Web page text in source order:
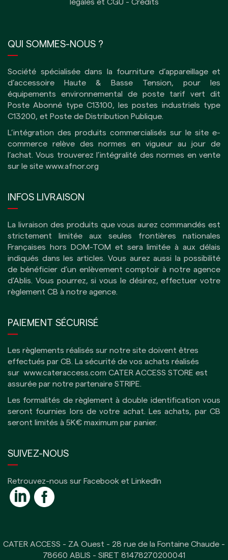
légales et CGU - Crédits
QUI SOMMES-NOUS ?
Société spécialisée dans la fourniture d’appareillage et
d’accessoire Haute & Basse Tension, pour les
équipements environnemental de poste tarif vert dit
Poste Abonné type C13100, les postes industriels type
C13200, et Poste de Distribution Publique.
L’intégration des produits commercialisés sur le site e-
commerce relève des normes en vigueur au jour de
l’achat. Vous trouverez l’intégralité des normes en vente
sur le site www.afnor.org
INFOS LIVRAISON
La livraison des produits que vous aurez commandés est
strictement limitée aux seules frontières nationales
Françaises hors DOM-TOM et sera limitée à aux délais
indiqués dans les articles. Vous aurez aussi la possibilité
de bénéficier d’un enlèvement comptoir à notre agence
d'Ablis. Vous pourrez, si vous le désirez, effectuer votre
règlement CB à notre agence.
PAIEMENT SÉCURISÉ
Les règlements réalisés sur notre site doivent êtres
effectués par CB. La sécurité de vos achats réalisés
sur www.cateraccess.com CATER ACCESS STORE est
assurée par notre partenaire STRIPE.
Les formalités de règlement à double identification vous
seront fournies lors de votre achat. Les achats, par CB
seront limités à 5K€ maximum par panier.
SUIVEZ-NOUS
Retrouvez-nous sur Facebook et LinkedIn
CATER ACCESS - ZA Ouest - 28 rue de la Fontaine Chaude -
78660 ABLIS - SIRET 81478270200041